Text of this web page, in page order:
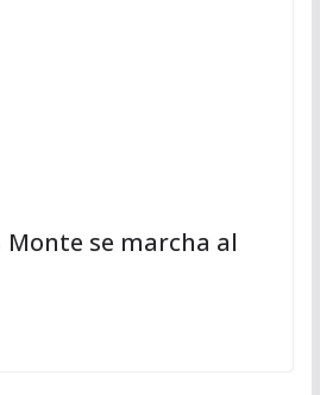
Monte se marcha al